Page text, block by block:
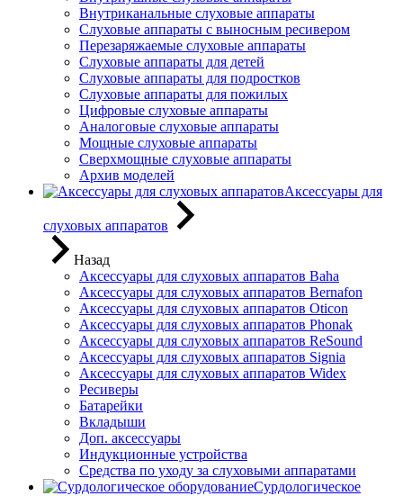
Внутриканальные слуховые аппараты
Слуховые аппараты с выносным ресивером
Перезаряжаемые слуховые аппараты
Слуховые аппараты для детей
Слуховые аппараты для подростков
Слуховые аппараты для пожилых
Цифровые слуховые аппараты
Аналоговые слуховые аппараты
Мощные слуховые аппараты
Сверхмощные слуховые аппараты
Архив моделей
Аксессуары для
слуховых аппаратов
Назад
Аксессуары для слуховых аппаратов Baha
Аксессуары для слуховых аппаратов Bernafon
Аксессуары для слуховых аппаратов Oticon
Аксессуары для слуховых аппаратов Phonak
Аксессуары для слуховых аппаратов ReSound
Аксессуары для слуховых аппаратов Signia
Аксессуары для слуховых аппаратов Widex
Ресиверы
Батарейки
Вкладыши
Доп. аксессуары
Индукционные устройства
Средства по уходу за слуховыми аппаратами
Сурдологическое